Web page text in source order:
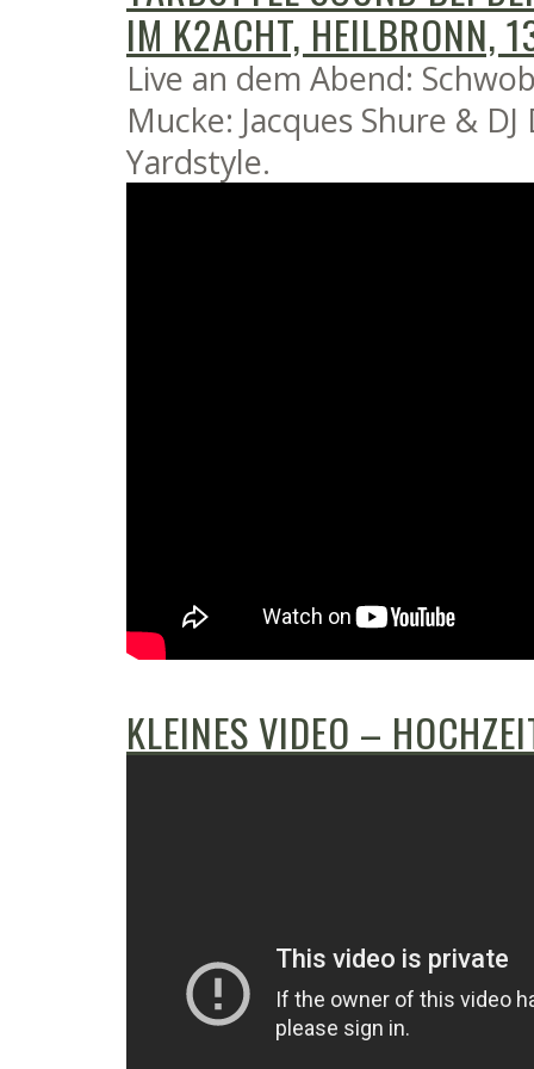
IM K2ACHT, HEILBRONN,
Live an dem Abend:
Mucke: Jacques Shure &
Yardstyle.
KLEINES VIDEO –